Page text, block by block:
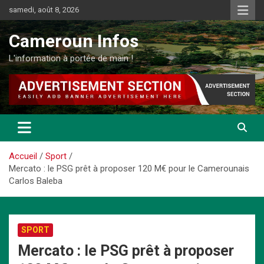
au
contenu
samedi, août 8, 2026
Cameroun Infos
L'information à portée de main !
Accueil
Sport
Mercato : le PSG prêt à proposer 120 M€ pour le Camerounais
Carlos Baleba
SPORT
Mercato : le PSG prêt à proposer